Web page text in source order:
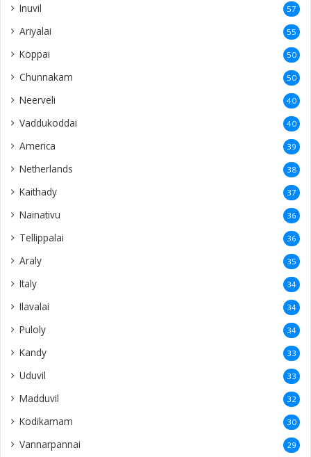
Inuvil 57
Ariyalai 55
Koppai 50
Chunnakam 50
Neerveli 40
Vaddukoddai 40
America 39
Netherlands 38
Kaithady 37
Nainativu 36
Tellippalai 36
Araly 35
Italy 34
Ilavalai 34
Puloly 34
Kandy 33
Uduvil 33
Madduvil 32
Kodikamam 30
Vannarpannai 29